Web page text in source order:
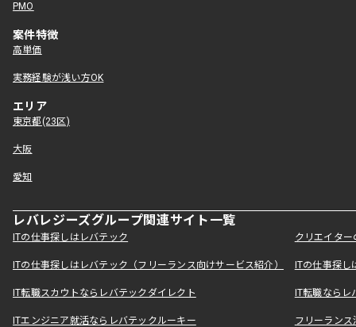
PMO
案件特徴
高単価
実務経験が浅い方OK
エリア
東京都(23区)
大阪
愛知
レバレジーズグループ関連サイト一覧
ITの仕事探しはレバテック クリエイタ
ITの仕事探しはレバテック（フリーランス向けサービス紹介） ITの仕事探
IT転職スカウトならレバテックダイレクト IT転職なら
ITエンジニア就活ならレバテックルーキー フリーラン